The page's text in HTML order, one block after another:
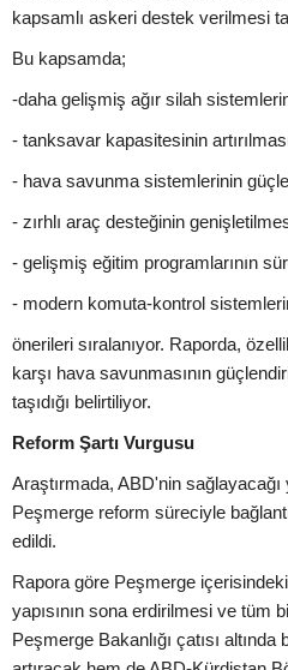
kapsamlı askeri destek verilmesi
Bu kapsamda;
-daha gelişmiş ağır silah
- tanksavar kapasitesinin
- hava savunma sistemlerinin
- zırhlı araç desteğinin
- gelişmiş eğitim programlarının
- modern komuta-kontrol
önerileri sıralanıyor. Raporda,
karşı hava savunmasının
taşıdığı belirtiliyor.
Reform Şartı Vurgusu
Araştırmada, ABD'nin
Peşmerge reform süreciyle
edildi.
Rapora göre Peşmerge
yapısının sona erdirilmesi ve tüm
Peşmerge Bakanlığı çatısı